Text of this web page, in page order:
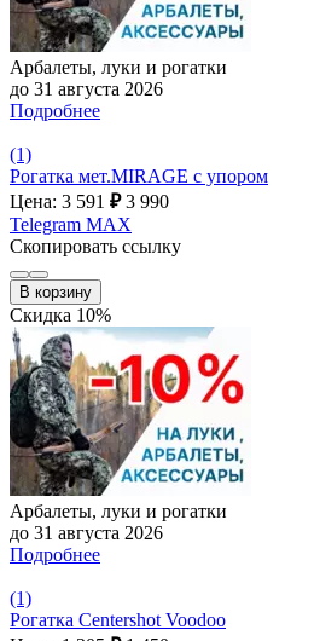
Арбалеты, луки и рогатки
до 31 августа 2026
Подробнее
(1)
Рогатка мет.MIRAGE с упором
Цена: 3 591 ₽ 3 990
Telegram MAX
Скопировать ссылку
В корзину
Скидка 10%
Арбалеты, луки и рогатки
до 31 августа 2026
Подробнее
(1)
Рогатка Centershot Voodoo